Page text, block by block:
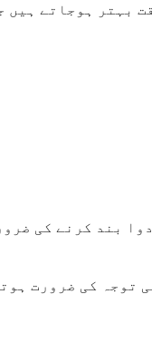
بہتر ہوجاتے
بند کرنے کی